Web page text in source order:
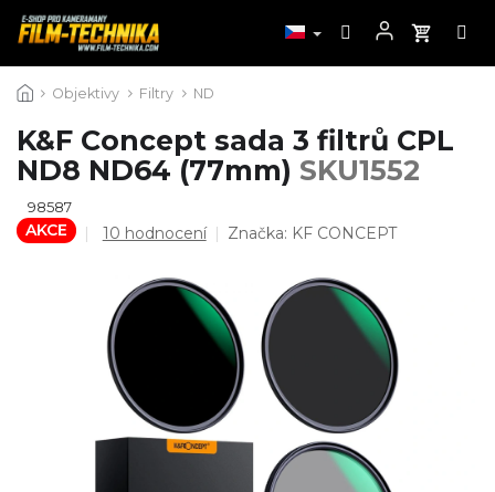
na
Objektivy Filtry ND
K&F Concept sada 3 filtrů CPL
ND8 ND64 (77mm) SKU1552
98587
AKCE
Průměrné
produktu
4,5
z
5
hvězdiček.
10 hodnocení Značka: KF CONCEPT